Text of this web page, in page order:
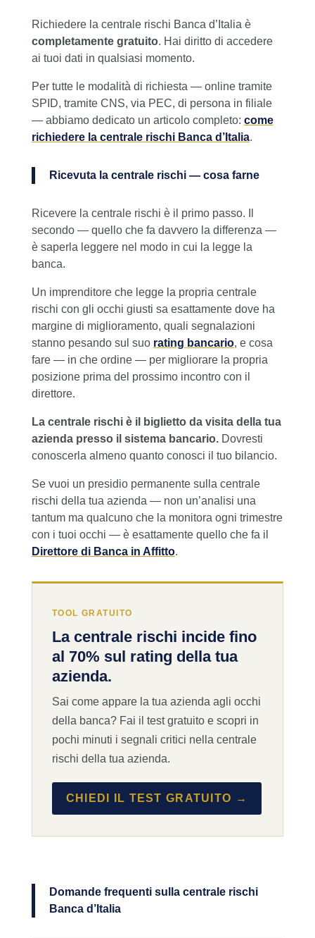
Richiedere la centrale rischi Banca d’Italia è
completamente gratuito. Hai diritto di accedere
ai tuoi dati in qualsiasi momento.
Per tutte le modalità di richiesta — online tramite
SPID, tramite CNS, via PEC, di persona in filiale
— abbiamo dedicato un articolo completo: come
richiedere la centrale rischi Banca d’Italia.
Ricevuta la centrale rischi — cosa farne
Ricevere la centrale rischi è il primo passo. Il
secondo — quello che fa davvero la differenza —
è saperla leggere nel modo in cui la legge la
banca.
Un imprenditore che legge la propria centrale
rischi con gli occhi giusti sa esattamente dove ha
margine di miglioramento, quali segnalazioni
stanno pesando sul suo rating bancario, e cosa
fare — in che ordine — per migliorare la propria
posizione prima del prossimo incontro con il
direttore.
La centrale rischi è il biglietto da visita della tua
azienda presso il sistema bancario.Dovresti
conoscerla almeno quanto conosci il tuo bilancio.
Se vuoi un presidio permanente sulla centrale
rischi della tua azienda — non un’analisi una
tantum ma qualcuno che la monitora ogni trimestre
con i tuoi occhi — è esattamente quello che fa il
Direttore di Banca in Affitto.
TOOL GRATUITO
La centrale rischi incide fino
al 70% sul rating della tua
azienda.
Sai come appare la tua azienda agli occhi
della banca? Fai il test gratuito e scopri in
pochi minuti i segnali critici nella centrale
rischi della tua azienda.
CHIEDI IL TEST GRATUITO →
Domande frequenti sulla centrale rischi
Banca d’Italia